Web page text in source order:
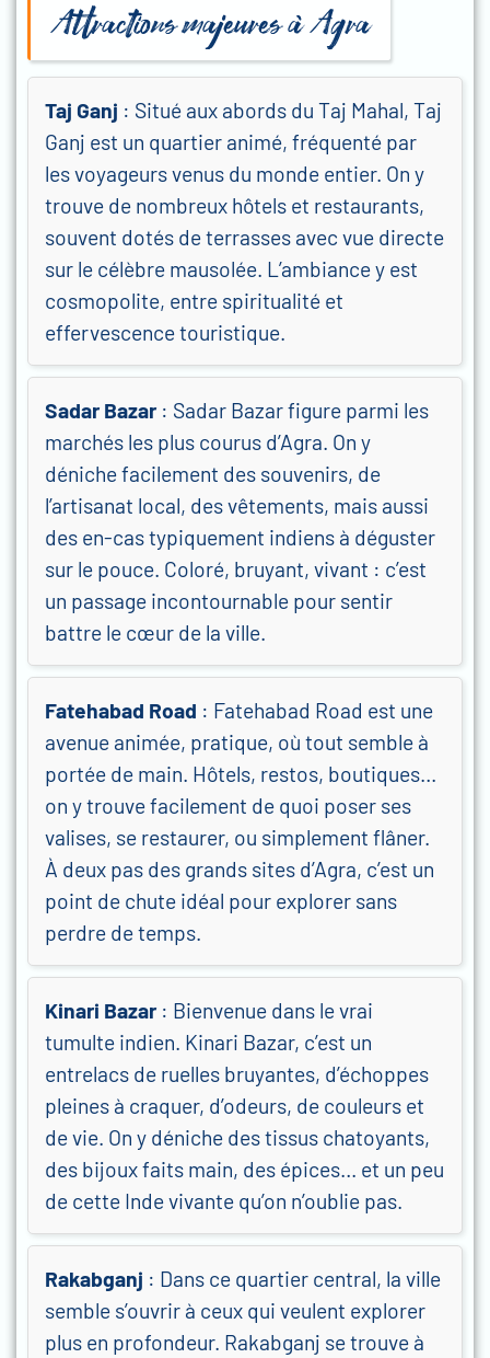
Attractions majeures à Agra
Taj Ganj : Situé aux abords du Taj Mahal, Taj
Ganj est un quartier animé, fréquenté par
les voyageurs venus du monde entier. On y
trouve de nombreux hôtels et restaurants,
souvent dotés de terrasses avec vue directe
sur le célèbre mausolée. L’ambiance y est
cosmopolite, entre spiritualité et
effervescence touristique.
Sadar Bazar : Sadar Bazar figure parmi les
marchés les plus courus d’Agra. On y
déniche facilement des souvenirs, de
l’artisanat local, des vêtements, mais aussi
des en-cas typiquement indiens à déguster
sur le pouce. Coloré, bruyant, vivant : c’est
un passage incontournable pour sentir
battre le cœur de la ville.
Fatehabad Road : Fatehabad Road est une
avenue animée, pratique, où tout semble à
portée de main. Hôtels, restos, boutiques…
on y trouve facilement de quoi poser ses
valises, se restaurer, ou simplement flâner.
À deux pas des grands sites d’Agra, c’est un
point de chute idéal pour explorer sans
perdre de temps.
Kinari Bazar : Bienvenue dans le vrai
tumulte indien. Kinari Bazar, c’est un
entrelacs de ruelles bruyantes, d’échoppes
pleines à craquer, d’odeurs, de couleurs et
de vie. On y déniche des tissus chatoyants,
des bijoux faits main, des épices… et un peu
de cette Inde vivante qu’on n’oublie pas.
Rakabganj : Dans ce quartier central, la ville
semble s’ouvrir à ceux qui veulent explorer
plus en profondeur. Rakabganj se trouve à